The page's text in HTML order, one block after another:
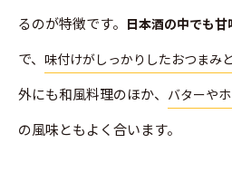
るのが特徴です。 日本酒の中でも
で、 味付けがしっかりしたおつまみ
外にも和風料理のほか、 バターや
の風味ともよく合います。